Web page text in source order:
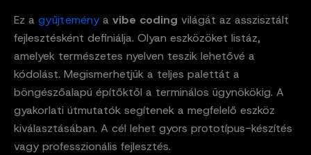
Ez a gyűjtemény a vibe coding világát az asszisztált
fejlesztésként definiálja. Olyan eszközöket listáz,
amelyek természetes nyelven teszik lehetővé a
kódolást. Megismerhetjük a teljes palettát a
böngészőalapú építőktől a terminálos ügynökökig. A
gyakorlati útmutatók segítenek a megfelelő eszköz
kiválasztásában. A cél lehet gyors prototípus-készítés
vagy professzionális fejlesztés.